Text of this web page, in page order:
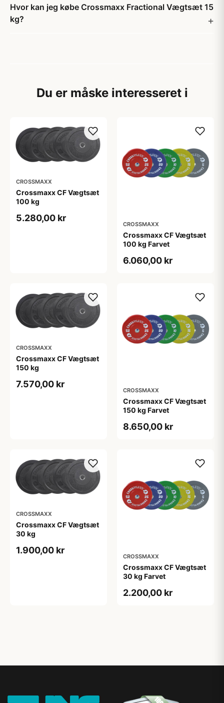
Hvor kan jeg købe Crossmaxx Fractional Vægtsæt 15
kg?
Du er måske interesseret i
CROSSMAXX
Crossmaxx CF Vægtsæt
100 kg
5.280,00 kr
CROSSMAXX
Crossmaxx CF Vægtsæt
100 kg Farvet
6.060,00 kr
CROSSMAXX
Crossmaxx CF Vægtsæt
150 kg
7.570,00 kr
CROSSMAXX
Crossmaxx CF Vægtsæt
150 kg Farvet
8.650,00 kr
CROSSMAXX
Crossmaxx CF Vægtsæt
30 kg
1.900,00 kr
CROSSMAXX
Crossmaxx CF Vægtsæt
30 kg Farvet
2.200,00 kr